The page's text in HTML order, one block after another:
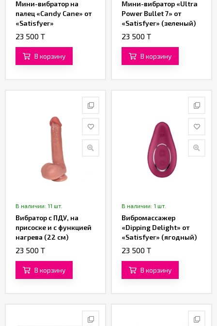
Мини-вибратор на
палец «Candy Cane» от
«Satisfyer»
(оранжевый)
23 500 T
В корзину
Мини-вибратор «Ultra
Power Bullet 7» от
«Satisfyer» (зеленый)
23 500 T
В корзину
В наличии: 11 шт.
Вибратор с ПДУ, на
присоске и с функцией
нагрева (22 см)
(коричневый)
23 500 T
В корзину
В наличии: 1 шт.
Вибромассажер
«Dipping Delight» от
«Satisfyer» (ягодный)
23 500 T
В корзину